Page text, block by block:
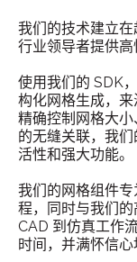
我们的技术建立
行业领导者提供高
使用我们的 SDK
构化网格生成，
精确控制网格大
的无缝关联，我
活性和强大功能。
我们的网格组件
程，同时与我们
CAD 到仿真工作
时间，并满怀信心